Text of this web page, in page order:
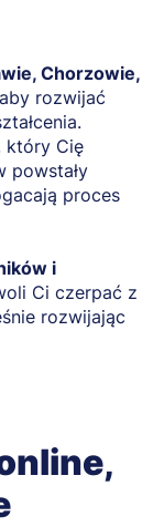
Chorzowie,
aby rozwijać
który Cię
powstały
proces
i
Ci czerpać z
rozwijając